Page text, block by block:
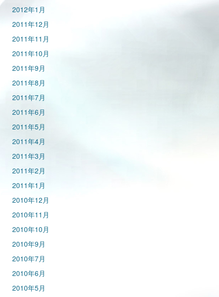
2012年1月
2011年12月
2011年11月
2011年10月
2011年9月
2011年8月
2011年7月
2011年6月
2011年5月
2011年4月
2011年3月
2011年2月
2011年1月
2010年12月
2010年11月
2010年10月
2010年9月
2010年7月
2010年6月
2010年5月